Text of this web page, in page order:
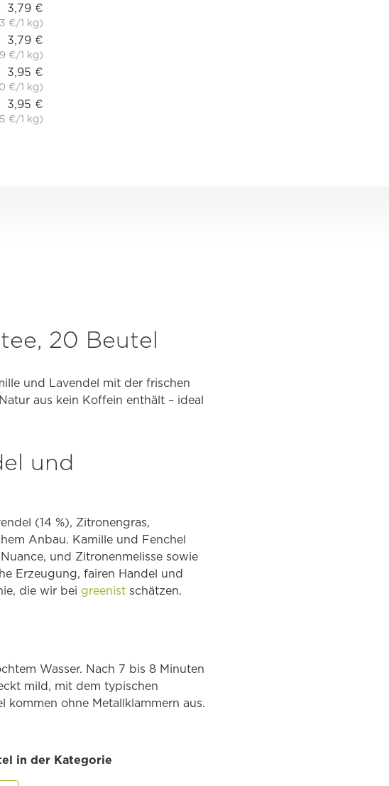
3,79 €
€/1 kg)
3,79 €
€/1 kg)
3,95 €
€/1 kg)
3,95 €
€/1 kg)
20 Beutel
und Lavendel mit der frischen
aus kein Koffein enthält – ideal
und
(14 %), Zitronengras,
Anbau. Kamille und Fenchel
und Zitronenmelisse sowie
Erzeugung, fairen Handel und
die wir bei greenist schätzen.
Wasser. Nach 7 bis 8 Minuten
mild, mit dem typischen
kommen ohne Metallklammern aus.
in der Kategorie